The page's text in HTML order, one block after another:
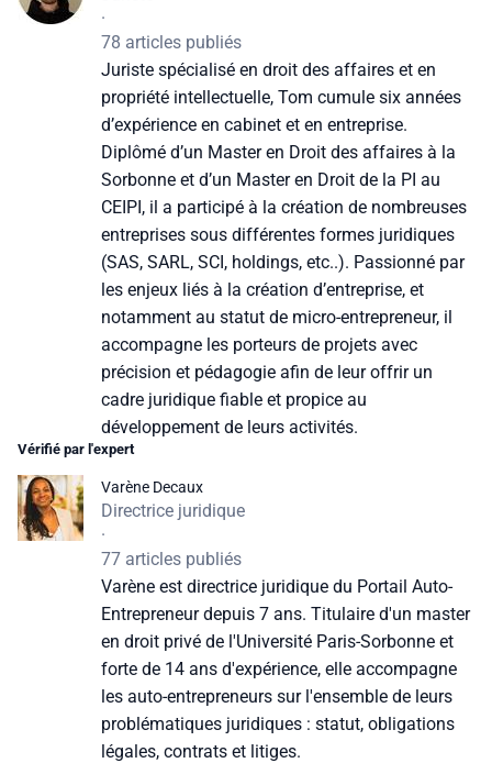
·
78 articles publiés
Juriste spécialisé en droit des affaires et en
propriété intellectuelle, Tom cumule six années
d’expérience en cabinet et en entreprise.
Diplômé d’un Master en Droit des affaires à la
Sorbonne et d’un Master en Droit de la PI au
CEIPI, il a participé à la création de nombreuses
entreprises sous différentes formes juridiques
(SAS, SARL, SCI, holdings, etc..). Passionné par
les enjeux liés à la création d’entreprise, et
notamment au statut de micro-entrepreneur, il
accompagne les porteurs de projets avec
précision et pédagogie afin de leur offrir un
cadre juridique fiable et propice au
développement de leurs activités.
Vérifié par l'expert
Varène Decaux
Directrice juridique
·
77 articles publiés
Varène est directrice juridique du Portail Auto-
Entrepreneur depuis 7 ans. Titulaire d'un master
en droit privé de l'Université Paris-Sorbonne et
forte de 14 ans d'expérience, elle accompagne
les auto-entrepreneurs sur l'ensemble de leurs
problématiques juridiques : statut, obligations
légales, contrats et litiges.